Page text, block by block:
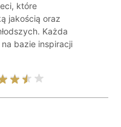
które
jakością oraz
Każda
bazie inspiracji